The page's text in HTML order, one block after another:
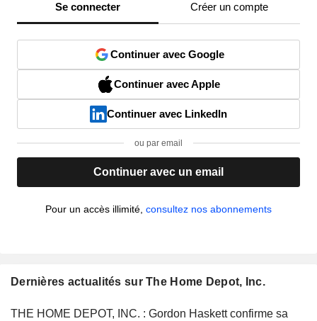
Se connecter Créer un compte
Continuer avec Google
Continuer avec Apple
Continuer avec LinkedIn
ou par email
Continuer avec un email
Pour un accès illimité, consultez nos abonnements
Dernières actualités sur The Home Depot, Inc.
THE HOME DEPOT, INC. : Gordon Haskett confirme sa